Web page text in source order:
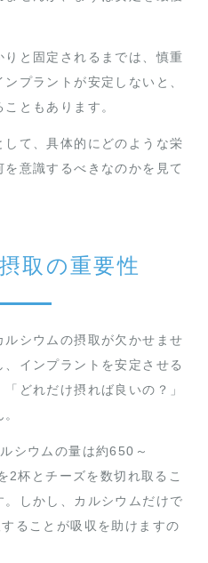
と固定されるまでは、慎重
プラントが安定しないと、
ともあります。
て、具体的にどのような栄
意識するべきなのかを見て
取の重要性
シウムの摂取が欠かせませ
インプラントを安定させる
どれだけ摂れば良いの？」
シウムの量は約650～
杯とチーズを数切れ取るこ
しかし、カルシウムだけで
ることが吸収を助けますの